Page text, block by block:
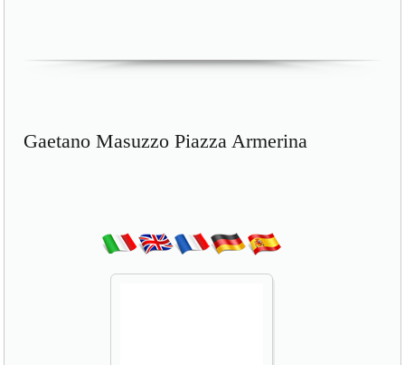
Gaetano Masuzzo Piazza Armerina